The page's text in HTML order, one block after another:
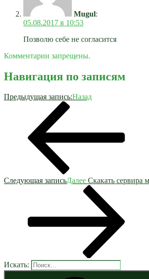
Mugul:
05.08.2017 в 10:53
Позволю себе не согласится
Комментарии запрещены.
Навигация по записям
Предыдущая запись:Назад
Следующая записьДалее Скакать сервира
Искать: